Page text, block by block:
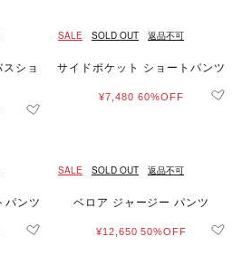
ショ
SALE SOLD OUT 返品不可
サイドポケット ショートパンツ
¥7,480 60%OFF
パンツ
SALE SOLD OUT 返品不可
ベロア ジャージー パンツ
¥12,650 50%OFF